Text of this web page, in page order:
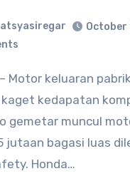
October
kedapatan
gemetar muncul
jutaan bagasi luas
Honda…